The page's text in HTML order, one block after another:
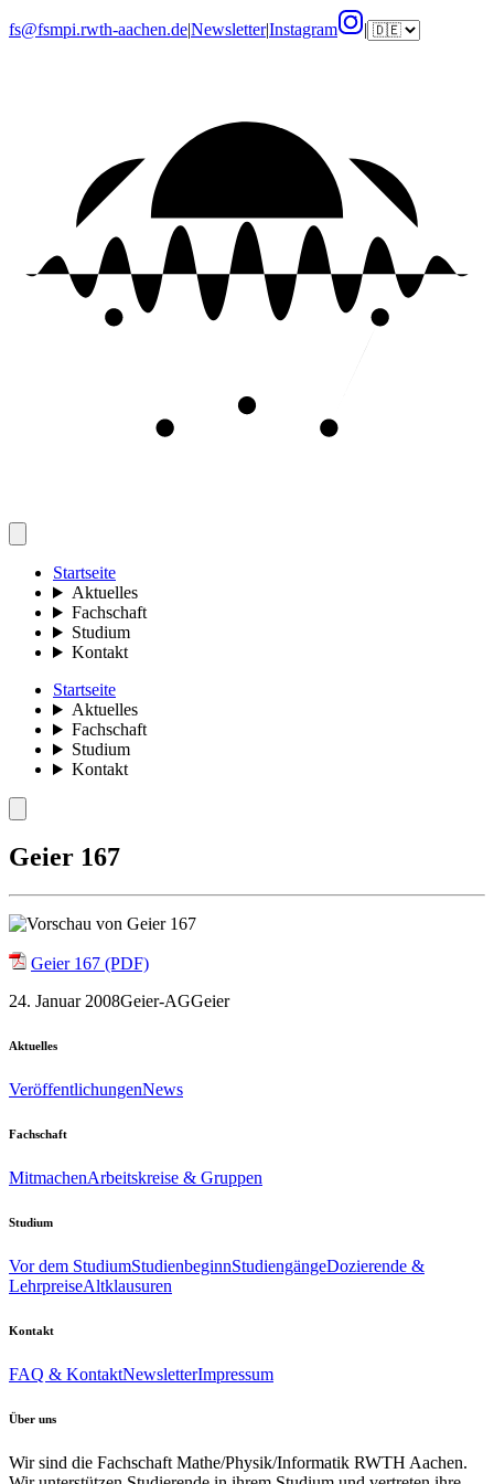
fs@fsmpi.rwth-aachen.de|Newsletter|Instagram |
Startseite
Aktuelles
Fachschaft
Studium
Kontakt
Startseite
Aktuelles
Fachschaft
Studium
Kontakt
Geier 167
Geier 167 (PDF)
24. Januar 2008Geier-AGGeier
Aktuelles
VeröffentlichungenNews
Fachschaft
MitmachenArbeitskreise & Gruppen
Studium
Vor dem StudiumStudienbeginnStudiengängeDozierende &
LehrpreiseAltklausuren
Kontakt
FAQ & KontaktNewsletterImpressum
Über uns
Wir sind die Fachschaft Mathe/Physik/Informatik RWTH Aachen.